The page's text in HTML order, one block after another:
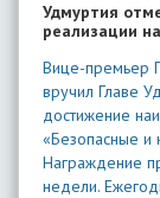
Удмуртия
реализации
Вице-премьер
вручил Главе
достижение
«Безопасные и
Награждение
недели.